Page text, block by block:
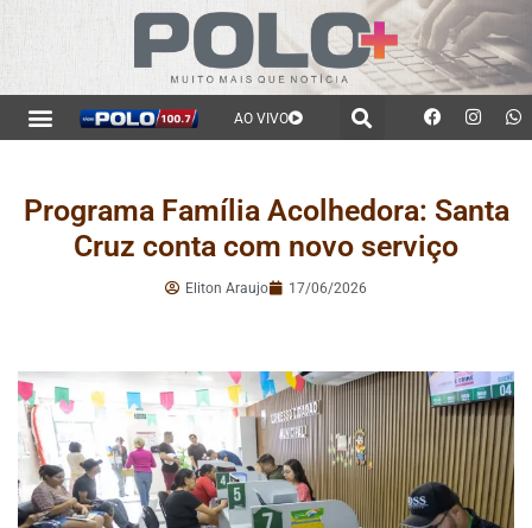
AO VIVO
Programa Família Acolhedora: Santa
Cruz conta com novo serviço
Eliton Araujo 17/06/2026